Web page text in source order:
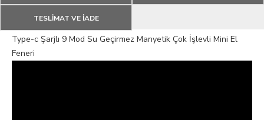
TESLİMAT VE İADE
Type-c Şarjlı 9 Mod Su Geçirmez Manyetik Çok İşlevli Mini El
Feneri